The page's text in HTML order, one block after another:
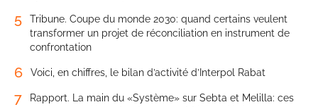
5
Tribune. Coupe du monde 2030: quand certains veulent
transformer un projet de réconciliation en instrument de
confrontation
6 Voici, en chiffres, le bilan d’activité d’Interpol Rabat
7
Rapport. La main du «Système» sur Sebta et Melilla: ces